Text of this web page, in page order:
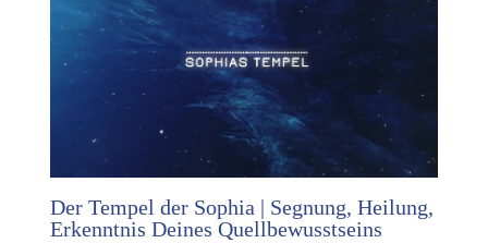
Der Tempel der Sophia | Segnung, Heilung,
Erkenntnis Deines Quellbewusstseins